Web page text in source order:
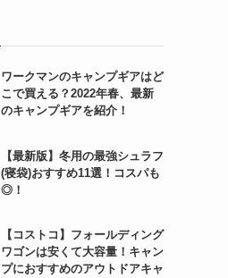
ワークマンのキャンプギアはど
こで買える？2022年春、最新
のキャンプギアを紹介！
【最新版】冬用の最強シュラフ
(寝袋)おすすめ11選！コスパも
◎！
【コストコ】フォールディング
ワゴンは安くて大容量！キャン
プにおすすめのアウトドアキャ